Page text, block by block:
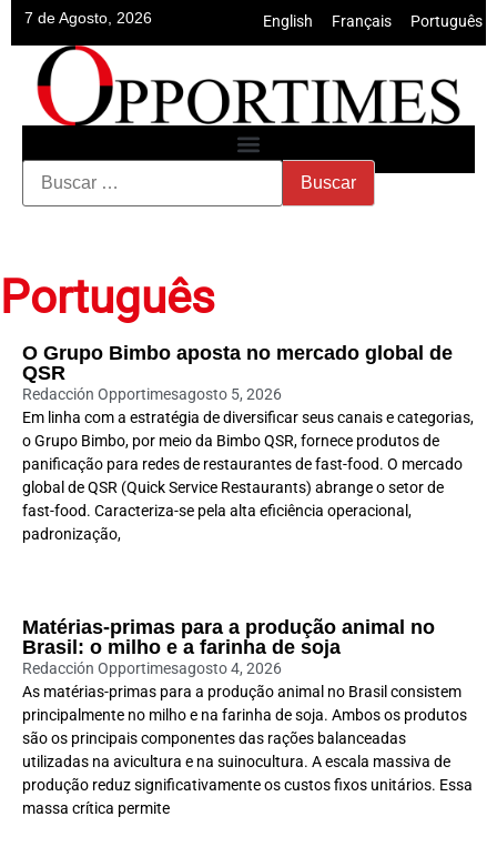
7 de Agosto, 2026 English Français Português
Português
O Grupo Bimbo aposta no mercado global de
QSR
Redacción Opportimesagosto 5, 2026
Em linha com a estratégia de diversificar seus canais e categorias,
o Grupo Bimbo, por meio da Bimbo QSR, fornece produtos de
panificação para redes de restaurantes de fast-food. O mercado
global de QSR (Quick Service Restaurants) abrange o setor de
fast-food. Caracteriza-se pela alta eficiência operacional,
padronização,
Matérias-primas para a produção animal no
Brasil: o milho e a farinha de soja
Redacción Opportimesagosto 4, 2026
As matérias-primas para a produção animal no Brasil consistem
principalmente no milho e na farinha de soja. Ambos os produtos
são os principais componentes das rações balanceadas
utilizadas na avicultura e na suinocultura. A escala massiva de
produção reduz significativamente os custos fixos unitários. Essa
massa crítica permite